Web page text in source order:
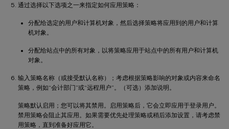
通过选择以下选项之一来指定如何应用策略：
分配给选定的用户和计算机对象，然后选择策略将应用到的用户和计算
机对象。
分配给站点中的所有对象，以将策略应用于站点中的所有用户和计算机
对象。
输入策略名称（或接受默认名称）；考虑根据策略影响的对象或内容来命名
策略，例如“会计部门”或“远程用户”。（可选）添加说明。
策略默认启用；您可以将其禁用。启用策略后，它会立即应用于登录用户。
禁用策略会阻止其应用。如果需要优先处理策略或稍后添加设置，请考虑禁
用策略，直到准备好应用它。